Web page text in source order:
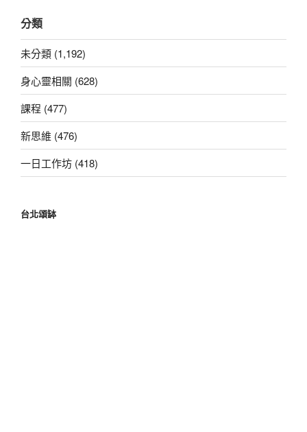
鍵
字:
分類
未分類 (1,192)
身心靈相關 (628)
課程 (477)
新思維 (476)
一日工作坊 (418)
台北頌缽